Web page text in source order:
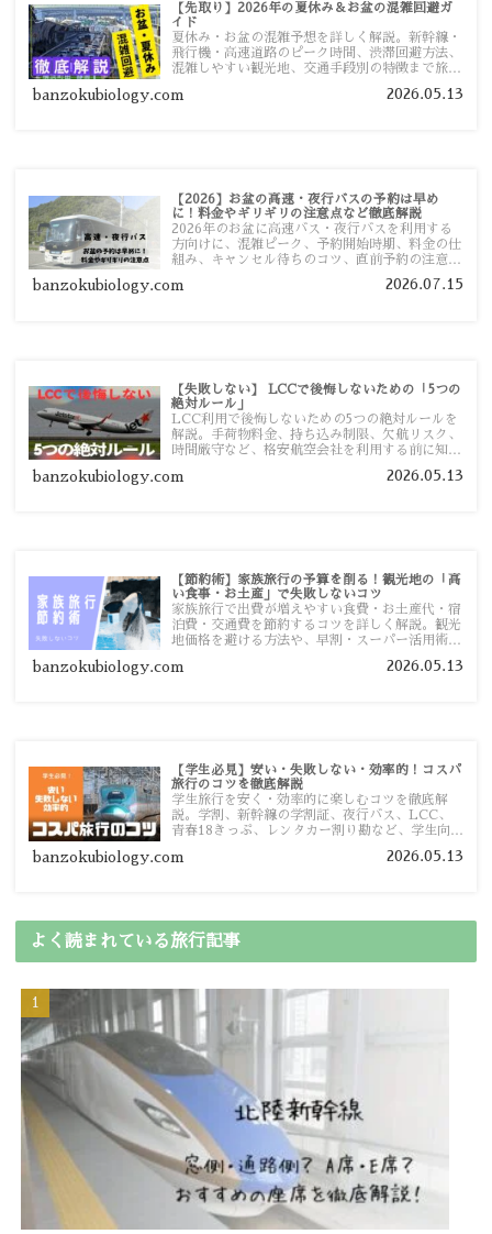
【先取り】2026年の夏休み＆お盆の混雑回避ガ
イド
夏休み・お盆の混雑予想を詳しく解説。新幹線・
飛行機・高速道路のピーク時間、渋滞回避方法、
混雑しやすい観光地、交通手段別の特徴まで旅行
banzokubiology.com 2026.05.13
【2026】お盆の高速・夜行バスの予約は早め
に！料金やギリギリの注意点など徹底解説
2026年のお盆に高速バス・夜行バスを利用する
方向けに、混雑ピーク、予約開始時期、料金の仕
組み、キャンセル待ちのコツ、直前予約の注意点
banzokubiology.com 2026.07.15
【失敗しない】 LCCで後悔しないための「5つの
絶対ルール」
LCC利用で後悔しないための5つの絶対ルールを
解説。手荷物料金、持ち込み制限、欠航リスク、
時間厳守など、格安航空会社を利用する前に知っ
す。
banzokubiology.com 2026.05.13
【節約術】家族旅行の予算を削る！観光地の「高
い食事・お土産」で失敗しないコツ
家族旅行で出費が増えやすい食費・お土産代・宿
泊費・交通費を節約するコツを詳しく解説。観光
地価格を避ける方法や、早割・スーパー活用術、
banzokubiology.com 2026.05.13
【学生必見】安い・失敗しない・効率的！コスパ
旅行のコツを徹底解説
学生旅行を安く・効率的に楽しむコツを徹底解
説。学割、新幹線の学割証、夜行バス、LCC、
青春18きっぷ、レンタカー割り勘など、学生向け
banzokubiology.com 2026.05.13
よく読まれている旅行記事